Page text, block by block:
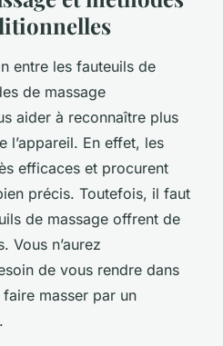
entre les fauteuils de
de massage
aider à reconnaître plus
l’appareil. En effet, les
efficaces et procurent
précis. Toutefois, il faut
de massage offrent de
Vous n’aurez
de vous rendre dans
masser par un